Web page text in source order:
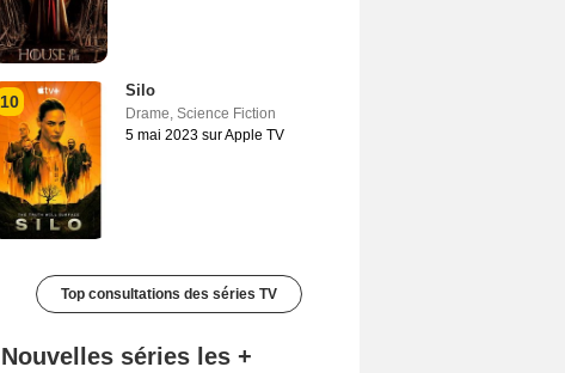
10
Silo
Drame, Science Fiction
5 mai 2023 sur Apple TV
Top consultations des séries TV
Nouvelles séries les +